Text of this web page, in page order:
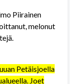
Piirainen
melonut
Petäisjoella
Joet